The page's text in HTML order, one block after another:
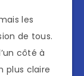
les
de tous.
côté à
plus claire